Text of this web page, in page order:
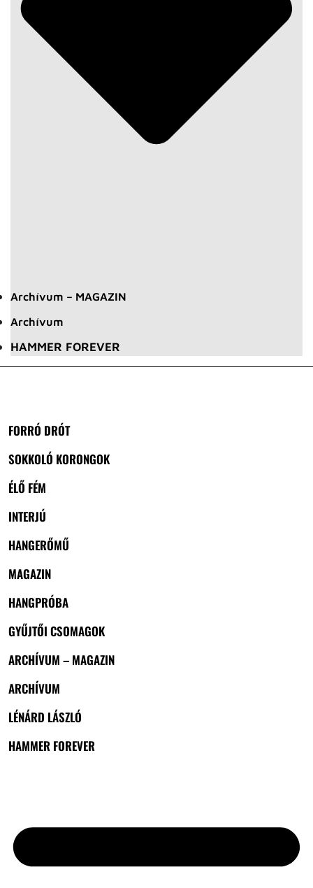
Archívum – MAGAZIN
Archívum
HAMMER FOREVER
FORRÓ DRÓT
SOKKOLÓ KORONGOK
ÉLŐ FÉM
INTERJÚ
HANGERŐMŰ
MAGAZIN
HANGPRÓBA
GYŰJTŐI CSOMAGOK
ARCHÍVUM – MAGAZIN
ARCHÍVUM
LÉNÁRD LÁSZLÓ
HAMMER FOREVER